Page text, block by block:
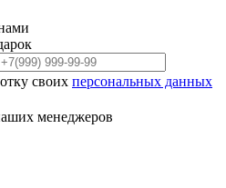
своих персональных данных
менеджеров